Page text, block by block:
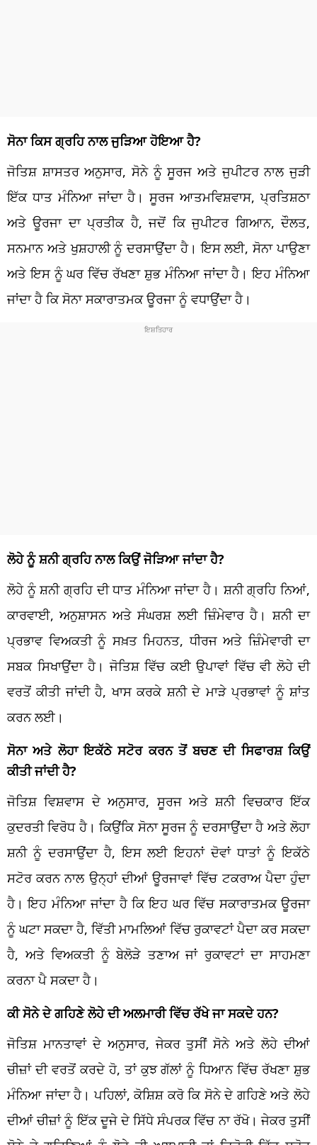
ਸੋਨਾ ਕਿਸ ਗ੍ਰਹਿ ਨਾਲ ਜੁੜਿਆ ਹੋਇਆ ਹੈ?
ਜੋਤਿਸ਼ ਸ਼ਾਸਤਰ ਅਨੁਸਾਰ, ਸੋਨੇ ਨੂੰ ਸੂਰਜ ਅਤੇ ਜੁਪੀਟਰ ਨਾਲ ਜੁੜੀ
ਇੱਕ ਧਾਤ ਮੰਨਿਆ ਜਾਂਦਾ ਹੈ। ਸੂਰਜ ਆਤਮਵਿਸ਼ਵਾਸ, ਪ੍ਰਤਿਸ਼ਠਾ
ਅਤੇ ਊਰਜਾ ਦਾ ਪ੍ਰਤੀਕ ਹੈ, ਜਦੋਂ ਕਿ ਜੁਪੀਟਰ ਗਿਆਨ, ਦੌਲਤ,
ਸਨਮਾਨ ਅਤੇ ਖੁਸ਼ਹਾਲੀ ਨੂੰ ਦਰਸਾਉਂਦਾ ਹੈ। ਇਸ ਲਈ, ਸੋਨਾ ਪਾਉਣਾ
ਅਤੇ ਇਸ ਨੂੰ ਘਰ ਵਿੱਚ ਰੱਖਣਾ ਸ਼ੁਭ ਮੰਨਿਆ ਜਾਂਦਾ ਹੈ। ਇਹ ਮੰਨਿਆ
ਜਾਂਦਾ ਹੈ ਕਿ ਸੋਨਾ ਸਕਾਰਾਤਮਕ ਊਰਜਾ ਨੂੰ ਵਧਾਉਂਦਾ ਹੈ।
ਲੋਹੇ ਨੂੰ ਸ਼ਨੀ ਗ੍ਰਹਿ ਨਾਲ ਕਿਉਂ ਜੋੜਿਆ ਜਾਂਦਾ ਹੈ?
ਲੋਹੇ ਨੂੰ ਸ਼ਨੀ ਗ੍ਰਹਿ ਦੀ ਧਾਤ ਮੰਨਿਆ ਜਾਂਦਾ ਹੈ। ਸ਼ਨੀ ਗ੍ਰਹਿ ਨਿਆਂ,
ਕਾਰਵਾਈ, ਅਨੁਸ਼ਾਸਨ ਅਤੇ ਸੰਘਰਸ਼ ਲਈ ਜ਼ਿੰਮੇਵਾਰ ਹੈ। ਸ਼ਨੀ ਦਾ
ਪ੍ਰਭਾਵ ਵਿਅਕਤੀ ਨੂੰ ਸਖ਼ਤ ਮਿਹਨਤ, ਧੀਰਜ ਅਤੇ ਜ਼ਿੰਮੇਵਾਰੀ ਦਾ
ਸਬਕ ਸਿਖਾਉਂਦਾ ਹੈ। ਜੋਤਿਸ਼ ਵਿੱਚ ਕਈ ਉਪਾਵਾਂ ਵਿੱਚ ਵੀ ਲੋਹੇ ਦੀ
ਵਰਤੋਂ ਕੀਤੀ ਜਾਂਦੀ ਹੈ, ਖਾਸ ਕਰਕੇ ਸ਼ਨੀ ਦੇ ਮਾੜੇ ਪ੍ਰਭਾਵਾਂ ਨੂੰ ਸ਼ਾਂਤ
ਕਰਨ ਲਈ।
ਸੋਨਾ ਅਤੇ ਲੋਹਾ ਇਕੱਠੇ ਸਟੋਰ ਕਰਨ ਤੋਂ ਬਚਣ ਦੀ ਸਿਫਾਰਸ਼ ਕਿਉਂ
ਕੀਤੀ ਜਾਂਦੀ ਹੈ?
ਜੋਤਿਸ਼ ਵਿਸ਼ਵਾਸ ਦੇ ਅਨੁਸਾਰ, ਸੂਰਜ ਅਤੇ ਸ਼ਨੀ ਵਿਚਕਾਰ ਇੱਕ
ਕੁਦਰਤੀ ਵਿਰੋਧ ਹੈ। ਕਿਉਂਕਿ ਸੋਨਾ ਸੂਰਜ ਨੂੰ ਦਰਸਾਉਂਦਾ ਹੈ ਅਤੇ ਲੋਹਾ
ਸ਼ਨੀ ਨੂੰ ਦਰਸਾਉਂਦਾ ਹੈ, ਇਸ ਲਈ ਇਹਨਾਂ ਦੋਵਾਂ ਧਾਤਾਂ ਨੂੰ ਇਕੱਠੇ
ਸਟੋਰ ਕਰਨ ਨਾਲ ਉਨ੍ਹਾਂ ਦੀਆਂ ਊਰਜਾਵਾਂ ਵਿੱਚ ਟਕਰਾਅ ਪੈਦਾ ਹੁੰਦਾ
ਹੈ। ਇਹ ਮੰਨਿਆ ਜਾਂਦਾ ਹੈ ਕਿ ਇਹ ਘਰ ਵਿੱਚ ਸਕਾਰਾਤਮਕ ਊਰਜਾ
ਨੂੰ ਘਟਾ ਸਕਦਾ ਹੈ, ਵਿੱਤੀ ਮਾਮਲਿਆਂ ਵਿੱਚ ਰੁਕਾਵਟਾਂ ਪੈਦਾ ਕਰ ਸਕਦਾ
ਹੈ, ਅਤੇ ਵਿਅਕਤੀ ਨੂੰ ਬੇਲੋੜੇ ਤਣਾਅ ਜਾਂ ਰੁਕਾਵਟਾਂ ਦਾ ਸਾਹਮਣਾ
ਕਰਨਾ ਪੈ ਸਕਦਾ ਹੈ।
ਕੀ ਸੋਨੇ ਦੇ ਗਹਿਣੇ ਲੋਹੇ ਦੀ ਅਲਮਾਰੀ ਵਿੱਚ ਰੱਖੇ ਜਾ ਸਕਦੇ ਹਨ?
ਜੋਤਿਸ਼ ਮਾਨਤਾਵਾਂ ਦੇ ਅਨੁਸਾਰ, ਜੇਕਰ ਤੁਸੀਂ ਸੋਨੇ ਅਤੇ ਲੋਹੇ ਦੀਆਂ
ਚੀਜ਼ਾਂ ਦੀ ਵਰਤੋਂ ਕਰਦੇ ਹੋ, ਤਾਂ ਕੁਝ ਗੱਲਾਂ ਨੂੰ ਧਿਆਨ ਵਿੱਚ ਰੱਖਣਾ ਸ਼ੁਭ
ਮੰਨਿਆ ਜਾਂਦਾ ਹੈ। ਪਹਿਲਾਂ, ਕੋਸ਼ਿਸ਼ ਕਰੋ ਕਿ ਸੋਨੇ ਦੇ ਗਹਿਣੇ ਅਤੇ ਲੋਹੇ
ਦੀਆਂ ਚੀਜ਼ਾਂ ਨੂੰ ਇੱਕ ਦੂਜੇ ਦੇ ਸਿੱਧੇ ਸੰਪਰਕ ਵਿੱਚ ਨਾ ਰੱਖੋ। ਜੇਕਰ ਤੁਸੀਂ